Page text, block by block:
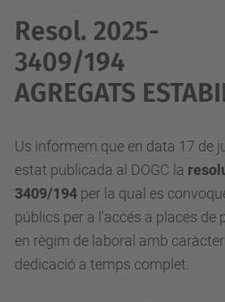
Resol. 2025-
3409/194
AGREGATS
Us informem que en data 17 de
estat publicada al DOGC la
3409/194 per la qual es
públics per a l'accés a places de
en règim de laboral amb
dedicació a temps complet.